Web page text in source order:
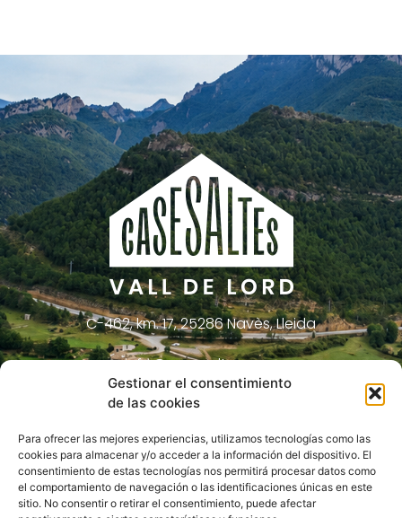
Gestionar el consentimiento
de las cookies
Para ofrecer las mejores experiencias, utilizamos tecnologías como las
cookies para almacenar y/o acceder a la información del dispositivo. El
consentimiento de estas tecnologías nos permitirá procesar datos como
el comportamiento de navegación o las identificaciones únicas en este
sitio. No consentir o retirar el consentimiento, puede afectar
C-462, km. 17, 25286 Navès, Lleida
info@casesaltes.com
621 29 26 23